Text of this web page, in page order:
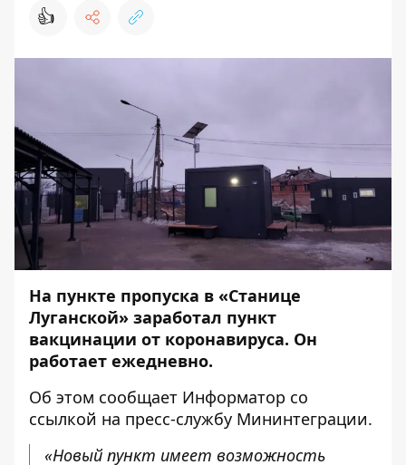
👍
На пункте пропуска в «Станице
Луганской» заработал пункт
вакцинации от коронавируса. Он
работает ежедневно.
Об этом сообщает Информатор со
ссылкой на пресс-службу Мининтеграции.
«Новый пункт имеет возможность